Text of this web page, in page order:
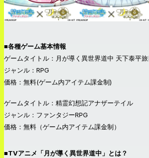
■各種ゲーム基本情報
ゲームタイトル：月が導く異世界道中 天下泰平
ジャンル：RPG
価格：無料(ゲーム内アイテム課金制)
ゲームタイトル：精霊幻想記アナザーテイル
ジャンル：ファンタジーRPG
価格：無料（ゲーム内アイテム課金制）
■TVアニメ「月が導く異世界道中」とは？